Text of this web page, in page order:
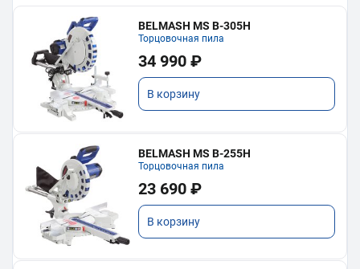
BELMASH MS B-305H
Торцовочная пила
34 990 ₽
В корзину
BELMASH MS B-255H
Торцовочная пила
23 690 ₽
В корзину